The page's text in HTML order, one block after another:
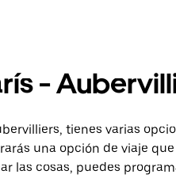
-
tienes varias
una opción de viaje
las cosas, puedes